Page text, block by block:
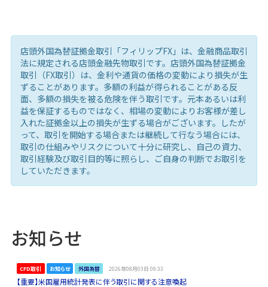
店頭外国為替証拠金取引「フィリップFX」は、金融商品取引
法に規定される店頭金融先物取引です。店頭外国為替証拠金
取引（FX取引）は、金利や通貨の価格の変動により損失が生
ずることがあります。多額の利益が得られることがある反
面、多額の損失を被る危険を伴う取引です。元本あるいは利
益を保証するものではなく、相場の変動によりお客様が差し
入れた証拠金以上の損失が生ずる場合がございます。したが
って、取引を開始する場合または継続して行なう場合には、
取引の仕組みやリスクについて十分に研究し、自己の資力、
取引経験及び取引目的等に照らし、ご自身の判断でお取引を
していただきます。
お知らせ
CFD取引 お知らせ 外国為替 2026年08月03日 09:33
【重要】米国雇用統計発表に伴う取引に関する注意喚起